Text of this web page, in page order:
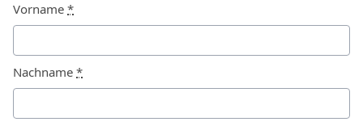
Vorname *
Nachname *